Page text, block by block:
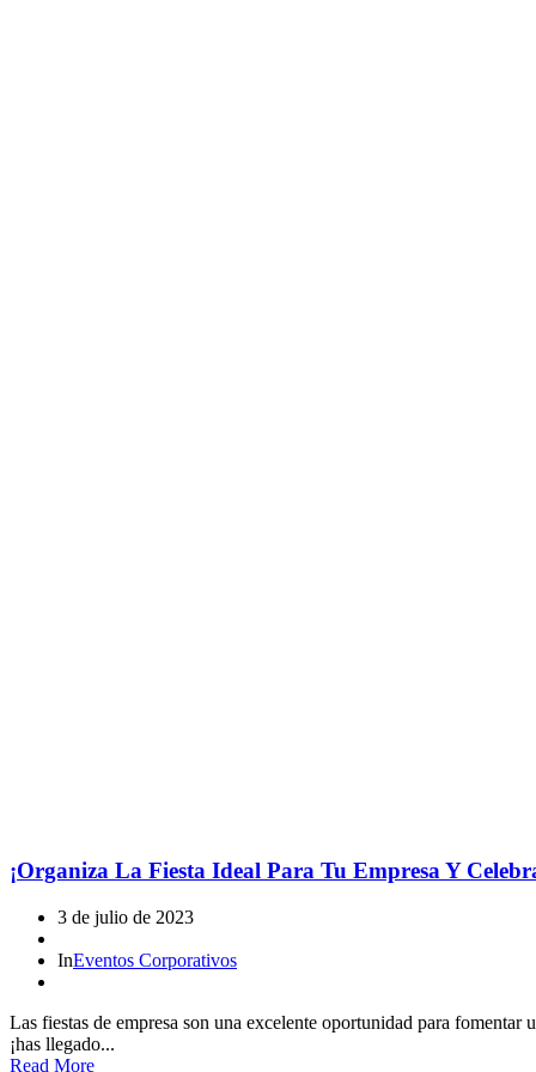
¡Organiza La Fiesta Ideal Para Tu Empresa Y
3 de julio de 2023
InEventos Corporativos
Las fiestas de empresa son una excelente oportunidad para
¡has llegado...
Read More